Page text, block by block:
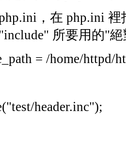
，在 php.ini
所要用的"
= /home/httpd/
header.inc");